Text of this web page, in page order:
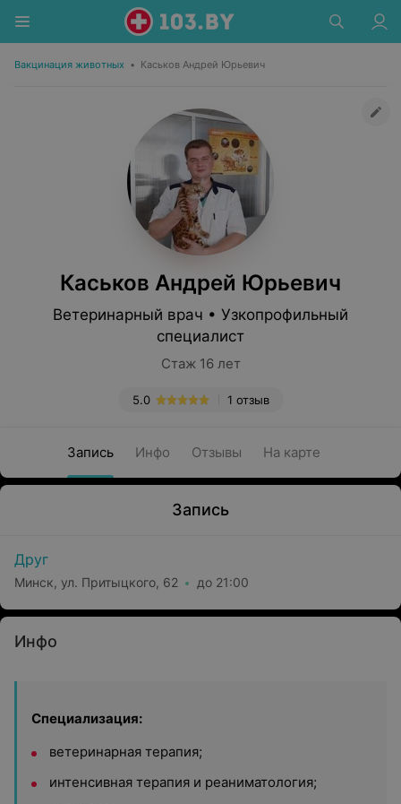
Вакцинация животных • Каськов Андрей Юрьевич
Каськов Андрей Юрьевич
Ветеринарный врач • Узкопрофильный
специалист
Стаж 16 лет
1 отзыв
5.0
Запись Инфо Отзывы На карте
Запись
Друг
Минск, ул. Притыцкого, 62 до 21:00
Инфо
Специализация:
ветеринарная терапия;
интенсивная терапия и реаниматология;